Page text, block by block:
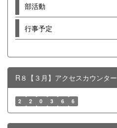
部活動
行事予定
R８【３月】アクセスカウンター
2 2 0 3 6 6